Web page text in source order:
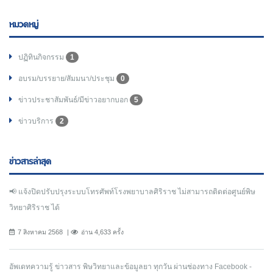
หมวดหมู่
ปฏิทินกิจกรรม 1
อบรม/บรรยาย/สัมมนา/ประชุม 0
ข่าวประชาสัมพันธ์/มีข่าวอยากบอก 5
ข่าวบริการ 2
ข่าวสารล่าสุด
📢 แจ้งปิดปรับปรุงระบบโทรศัพท์โรงพยาบาลศิริราช ไม่สามารถติดต่อศูนย์พิษ
วิทยาศิริราช ได้
7 สิงหาคม 2568 อ่าน 4,633 ครั้ง
อัพเดทความรู้ ข่าวสาร พิษวิทยาและข้อมูลยา ทุกวัน ผ่านช่องทาง Facebook -